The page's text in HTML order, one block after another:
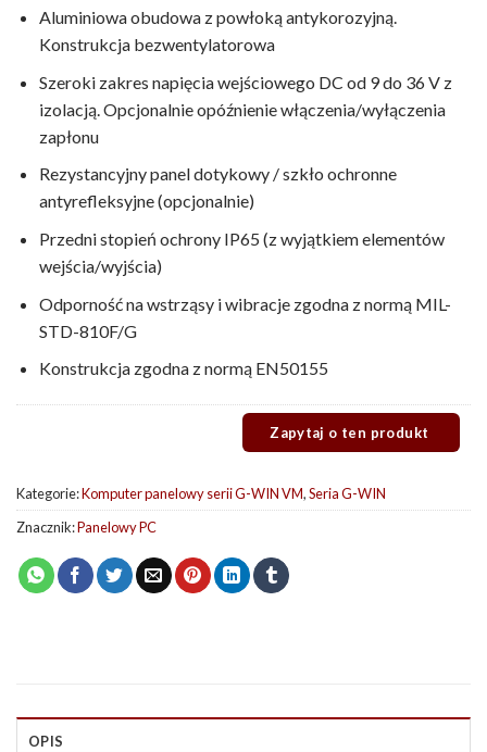
Aluminiowa obudowa z powłoką antykorozyjną.
Konstrukcja bezwentylatorowa
Szeroki zakres napięcia wejściowego DC od 9 do 36 V z
izolacją. Opcjonalnie opóźnienie włączenia/wyłączenia
zapłonu
Rezystancyjny panel dotykowy / szkło ochronne
antyrefleksyjne (opcjonalnie)
Przedni stopień ochrony IP65 (z wyjątkiem elementów
wejścia/wyjścia)
Odporność na wstrząsy i wibracje zgodna z normą MIL-
STD-810F/G
Konstrukcja zgodna z normą EN50155
Kategorie:Komputer panelowy serii G-WIN VM,Seria G-WIN
Znacznik:Panelowy PC
OPIS